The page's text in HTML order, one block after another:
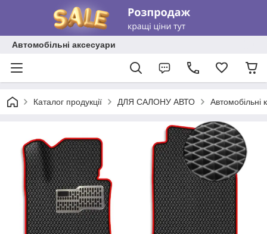
Автомобільні аксесуари
Каталог продукції ДЛЯ САЛОНУ АВТО Автомобільні